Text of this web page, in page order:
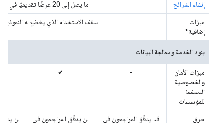
إنشاء الشرائح ما يصل إلى 20 عرضًا تقديميًا في اليوم
ميزات
إضافية*
سقف الاستخدام الذي يخضع له النموذج
بنود الخدمة ومعالجة البيانات
ميزات الأمان
والخصوصية
المصمّمة
للمؤسسات
-
✔
طرق
قد يدقّق المراجعون في
لن يدقّق المراجعون في
لن